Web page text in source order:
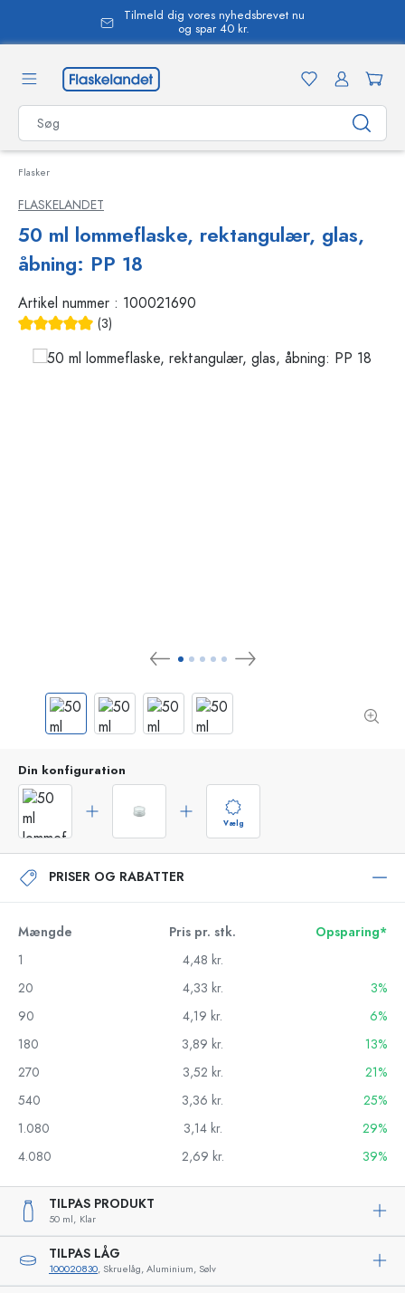
Tilmeld dig vores nyhedsbrevet nu
og spar 40 kr.
Flasker
FLASKELANDET
50 ml lommeflaske, rektangulær, glas,
åbning: PP 18
Artikel nummer : 100021690
(3)
Din konfiguration
Vælg
PRISER OG RABATTER
Mængde Pris pr. stk.
Opsparing*
1
4,48 kr.
20
4,33 kr.
3%
90
4,19 kr.
6%
180
3,89 kr.
13%
270
3,52 kr.
21%
540
3,36 kr.
25%
1.080
3,14 kr.
29%
4.080
2,69 kr. 39%
TILPAS PRODUKT
50 ml, Klar
TILPAS LÅG
100020830, Skruelåg, Aluminium, Sølv